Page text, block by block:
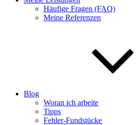
Häufige Fragen (FAQ)
Meine Referenzen
Blog
Woran ich arbeite
Tipps
Fehler-Fundstücke